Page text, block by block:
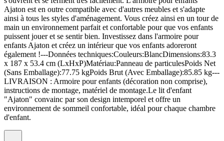
Ajaton est en outre compatible avec d'autres meubles et s'adapte
ainsi à tous les styles d'aménagement. Vous créez ainsi en un tour de
main un environnement parfait et confortable pour que vos enfants
puissent jouer et se sentir bien. Investissez dans l'armoire pour
enfants Ajaton et créez un intérieur que vos enfants adoreront
également !---Données techniques:Couleurs:BlancDimensions:83.3
x 187 x 53.4 cm (LxHxP)Matériau:Panneau de particulesPoids Net
(Sans Emballage):77.75 kgPoids Brut (Avec Emballage):85.85 kg---
LIVRAISON : Armoire pour enfants (décoration non comprise),
instructions de montage, matériel de montage.Le lit d'enfant
"Ajaton" convainc par son design intemporel et offre un
environnement de sommeil confortable, idéal pour chaque chambre
d'enfant.